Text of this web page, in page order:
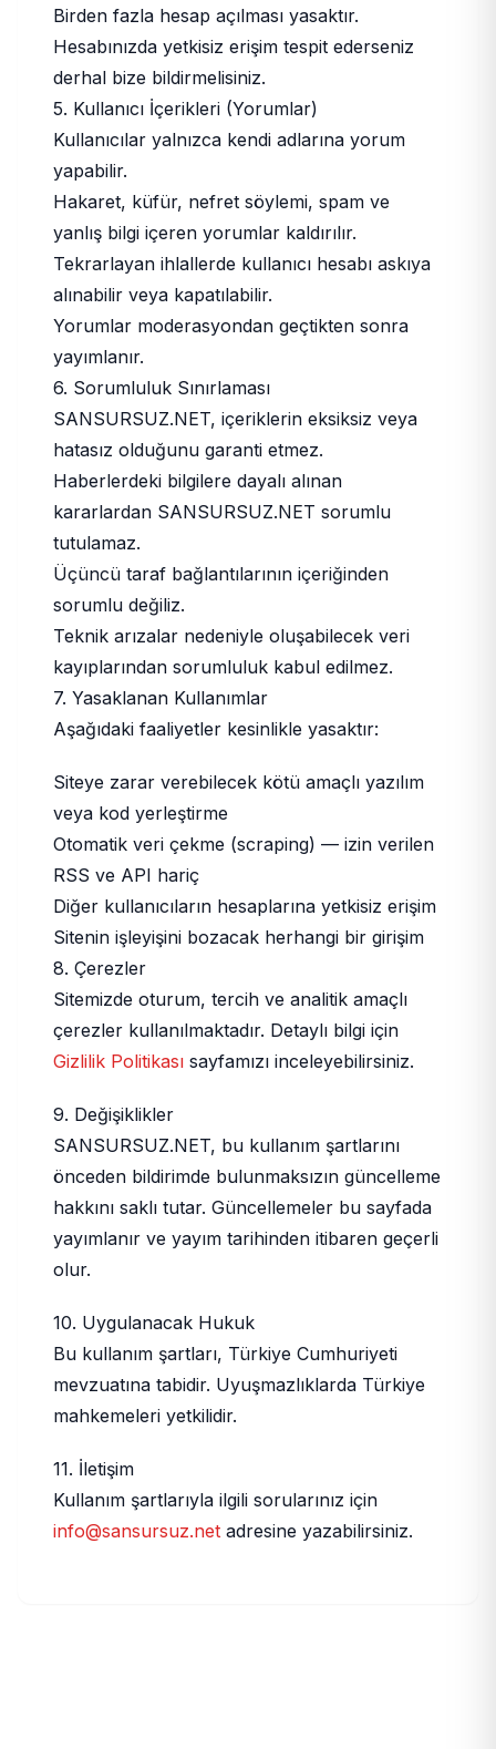
Birden fazla hesap açılması yasaktır.
Hesabınızda yetkisiz erişim tespit ederseniz
derhal bize bildirmelisiniz.
5. Kullanıcı İçerikleri (Yorumlar)
Kullanıcılar yalnızca kendi adlarına yorum
yapabilir.
Hakaret, küfür, nefret söylemi, spam ve
yanlış bilgi içeren yorumlar kaldırılır.
Tekrarlayan ihlallerde kullanıcı hesabı askıya
alınabilir veya kapatılabilir.
Yorumlar moderasyondan geçtikten sonra
yayımlanır.
6. Sorumluluk Sınırlaması
SANSURSUZ.NET, içeriklerin eksiksiz veya
hatasız olduğunu garanti etmez.
Haberlerdeki bilgilere dayalı alınan
kararlardan SANSURSUZ.NET sorumlu
tutulamaz.
Üçüncü taraf bağlantılarının içeriğinden
sorumlu değiliz.
Teknik arızalar nedeniyle oluşabilecek veri
kayıplarından sorumluluk kabul edilmez.
7. Yasaklanan Kullanımlar
Aşağıdaki faaliyetler kesinlikle yasaktır:
Siteye zarar verebilecek kötü amaçlı yazılım
veya kod yerleştirme
Otomatik veri çekme (scraping) — izin verilen
RSS ve API hariç
Diğer kullanıcıların hesaplarına yetkisiz erişim
Sitenin işleyişini bozacak herhangi bir girişim
8. Çerezler
Sitemizde oturum, tercih ve analitik amaçlı
çerezler kullanılmaktadır. Detaylı bilgi için
Gizlilik Politikası sayfamızı inceleyebilirsiniz.
9. Değişiklikler
SANSURSUZ.NET, bu kullanım şartlarını
önceden bildirimde bulunmaksızın güncelleme
hakkını saklı tutar. Güncellemeler bu sayfada
yayımlanır ve yayım tarihinden itibaren geçerli
olur.
10. Uygulanacak Hukuk
Bu kullanım şartları, Türkiye Cumhuriyeti
mevzuatına tabidir. Uyuşmazlıklarda Türkiye
mahkemeleri yetkilidir.
11. İletişim
Kullanım şartlarıyla ilgili sorularınız için
info@sansursuz.net adresine yazabilirsiniz.